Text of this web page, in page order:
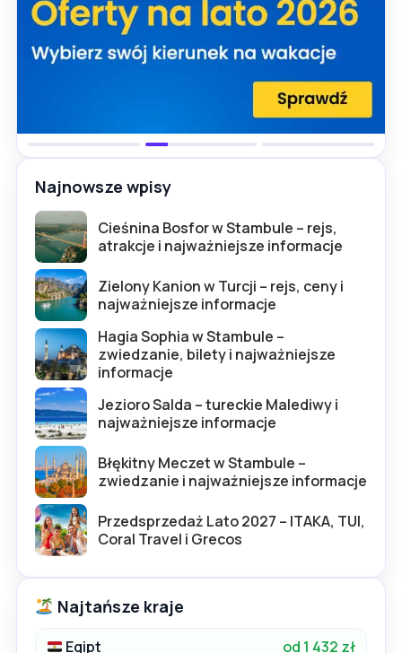
Najnowsze wpisy
Cieśnina Bosfor w Stambule – rejs,
atrakcje i najważniejsze informacje
Zielony Kanion w Turcji – rejs, ceny i
najważniejsze informacje
Hagia Sophia w Stambule –
zwiedzanie, bilety i najważniejsze
informacje
Jezioro Salda – tureckie Malediwy i
najważniejsze informacje
Błękitny Meczet w Stambule –
zwiedzanie i najważniejsze informacje
Przedsprzedaż Lato 2027 – ITAKA, TUI,
Coral Travel i Grecos
Najtańsze kraje
Egipt od 1 432 zł